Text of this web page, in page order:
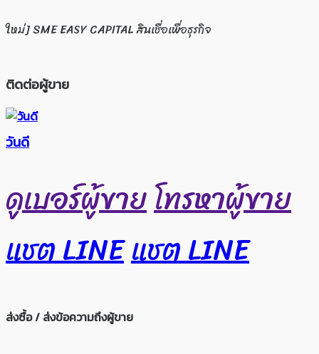
ใหม่] SME EASY CAPITAL สินเชื่อเพื่อธุรกิจ
ติดต่อผู้ขาย
วันดี
ดูเบอร์ผู้ขายโทรหาผู้ขาย
แชต LINEแชต LINE
ส่งซื้อ / ส่งข้อความถึงผู้ขาย